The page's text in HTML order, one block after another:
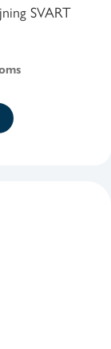
SVART